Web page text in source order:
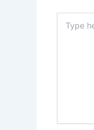
here..